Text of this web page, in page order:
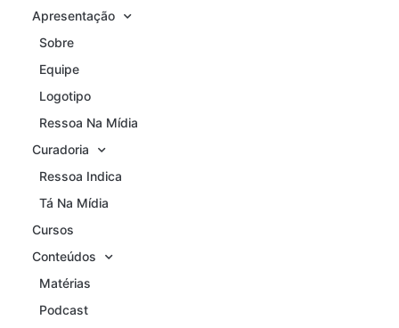
Apresentação
Sobre
Equipe
Logotipo
Ressoa Na Mídia
Curadoria
Ressoa Indica
Tá Na Mídia
Cursos
Conteúdos
Matérias
Podcast